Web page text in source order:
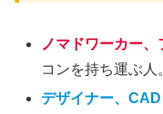
ノマドワーカー
コンを持ち運ぶ
デザイナー、